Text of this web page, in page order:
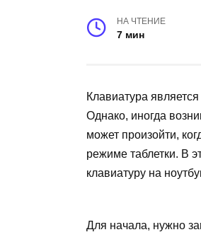
НА ЧТЕНИЕ
7 мин
Клавиатура
Однако, иногда
может произойти,
режиме таблетки. В
клавиатуру на
Для начала, нужно